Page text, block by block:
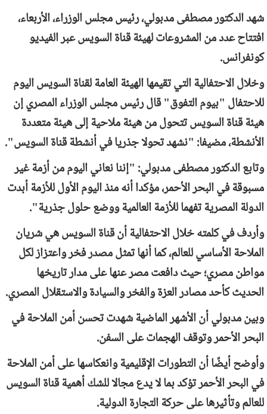
شهد الدكتور مصطفى مدبولي، رئيس مجلس الوزراء، الأربعاء،
افتتاح عدد من المشروعات لهيئة قناة السويس عبر الفيديو
كونفرانس.
وخلال الاحتفالية التي تقيمها الهيئة العامة لقناة السويس اليوم
للاحتفال "بيوم التفوق" قال رئيس مجلس الوزراء المصري إن
هيئة قناة السويس تتحول من هيئة ملاحية إلى هيئة متعددة
الأنشطة، مضيفا: "نشهد تحولا جذريا في أنشطة قناة السويس".
وتابع الدكتور مصطفى مدبولي: "إننا نعاني اليوم من أزمة غير
مسبوقة في البحر الأحمر، مؤكدا أنه منذ اليوم الأول للأزمة أبدت
الدولة المصرية تفهما للأزمة العالمية ووضع حلول جذرية".
وأردف في كلمته خلال الاحتفالية أن قناة السويس هي شريان
الملاحة الأساسي للعالم، كما أنها تمثل مصدر فخر واعتزاز لكل
مواطن مصري؛ حيث دافعت مصر عنها على مدار تاريخها
الحديث كأحد مصادر العزة والفخر والسيادة والاستقلال المصري.
وبين مدبولي أن الأشهر الماضية شهدت تحسن أمن الملاحة في
البحر الأحمر وتوقف الهجمات على السفن.
وأوضح أيضًا أن التطورات الإقليمية وانعكاسها على أمن الملاحة
في البحر الأحمر تؤكد بما لا يدع مجالا للشك أهمية قناة السويس
للعالم وتأثيرها على حركة التجارة الدولية.